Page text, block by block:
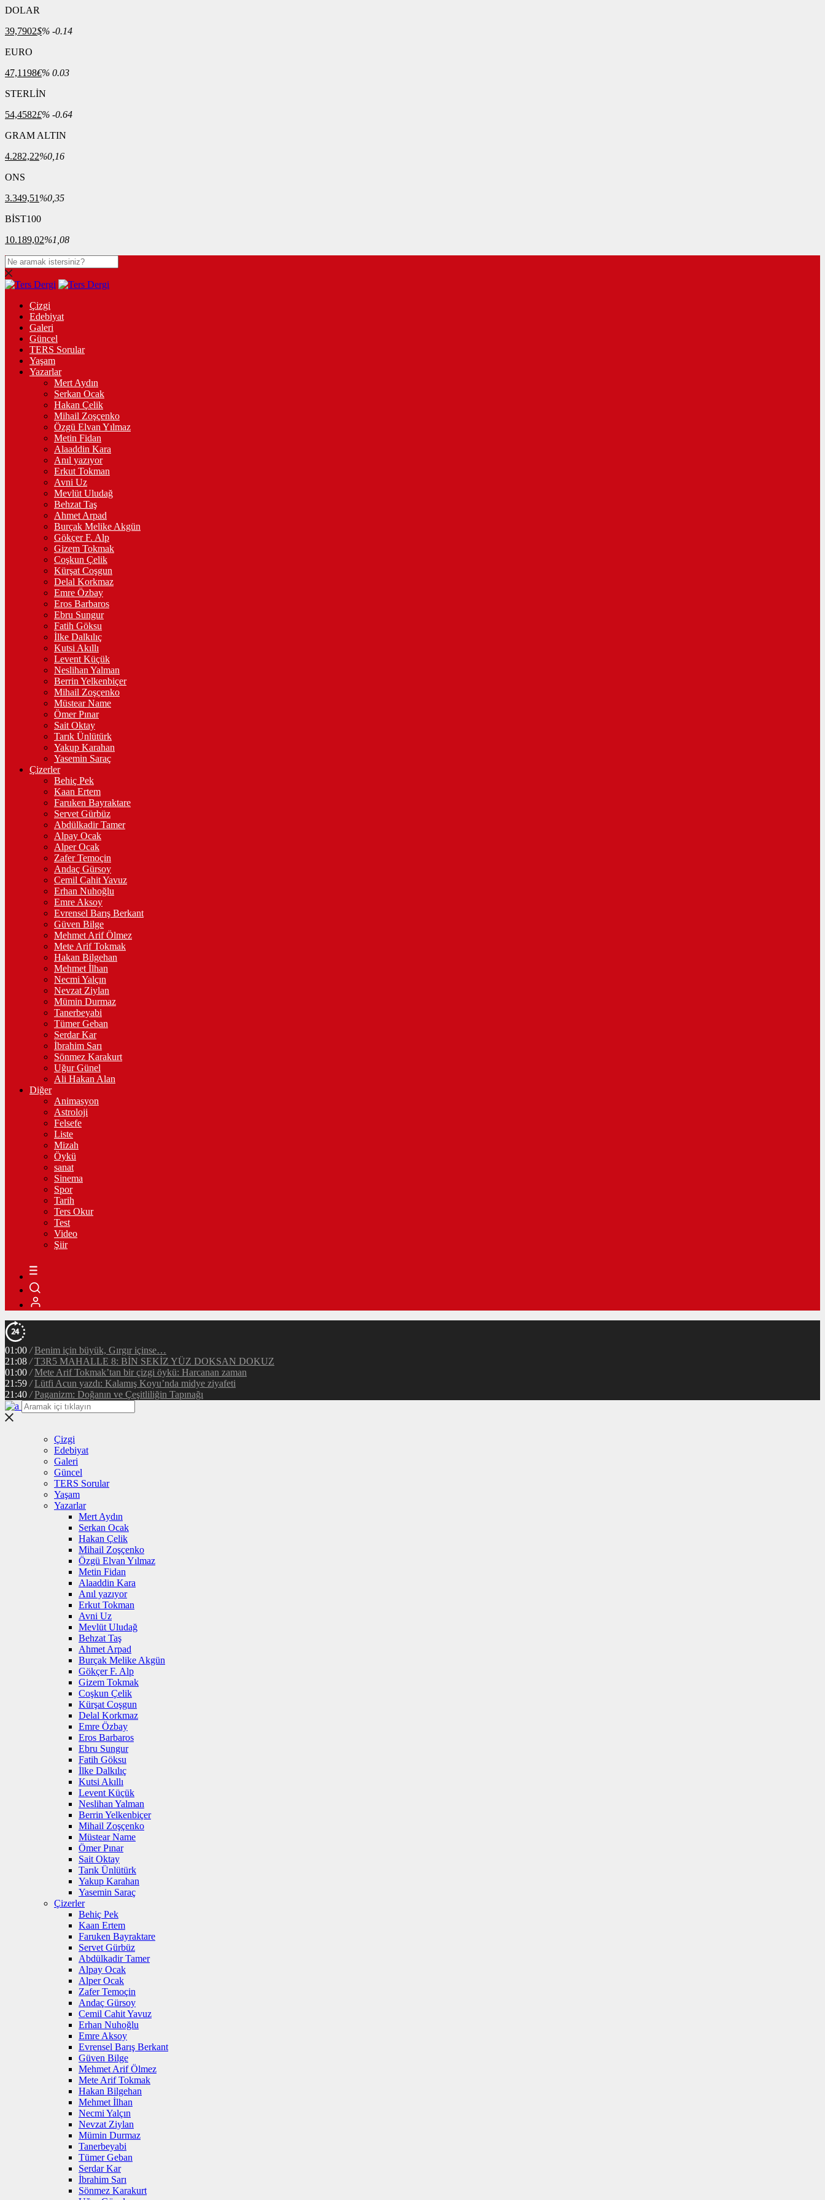
DOLAR
39,7902$% -0.14
EURO
47,1198€% 0.03
STERLİN
54,4582£% -0.64
GRAM ALTIN
4.282,22%0,16
ONS
3.349,51 %0,35
BİST100
10.189,02%1,08
Çizgi
Edebiyat
Galeri
Güncel
TERS Sorular
Yaşam
Yazarlar
Mert Aydın
Serkan Ocak
Hakan Çelik
Mihail Zoşçenko
Özgü Elvan Yılmaz
Metin Fidan
Alaaddin Kara
Anıl yazıyor
Erkut Tokman
Avni Uz
Mevlüt Uludağ
Behzat Taş
Ahmet Arpad
Burçak Melike Akgün
Gökçer F. Alp
Gizem Tokmak
Coşkun Çelik
Kürşat Coşgun
Delal Korkmaz
Emre Özbay
Eros Barbaros
Ebru Sungur
Fatih Göksu
İlke Dalkılıç
Kutsi Akıllı
Levent Küçük
Neslihan Yalman
Berrin Yelkenbiçer
Mihail Zoşçenko
Müstear Name
Ömer Pınar
Sait Oktay
Tarık Ünlütürk
Yakup Karahan
Yasemin Saraç
Çizerler
Behiç Pek
Kaan Ertem
Faruken Bayraktare
Servet Gürbüz
Abdülkadir Tamer
Alpay Ocak
Alper Ocak
Zafer Temoçin
Andaç Gürsoy
Cemil Cahit Yavuz
Erhan Nuhoğlu
Emre Aksoy
Evrensel Barış Berkant
Güven Bilge
Mehmet Arif Ölmez
Mete Arif Tokmak
Hakan Bilgehan
Mehmet İlhan
Necmi Yalçın
Nevzat Ziylan
Mümin Durmaz
Tanerbeyabi
Tümer Geban
Serdar Kar
İbrahim Sarı
Sönmez Karakurt
Uğur Günel
Ali Hakan Alan
Diğer
Animasyon
Astroloji
Felsefe
Liste
Mizah
Öykü
sanat
Sinema
Spor
Tarih
Ters Okur
Test
Video
Şiir
01:00 / Benim için büyük, Gırgır içinse…
21:08 / T3R5 MAHALLE 8: BİN SEKİZ YÜZ DOKSAN DOKUZ
01:00 / Mete Arif Tokmak’tan bir çizgi öykü: Harcanan zaman
21:59 / Lütfi Acun yazdı: Kalamış Koyu’nda midye ziyafeti
21:40 / Paganizm: Doğanın ve Çeşitliliğin Tapınağı
Çizgi
Edebiyat
Galeri
Güncel
TERS Sorular
Yaşam
Yazarlar
Mert Aydın
Serkan Ocak
Hakan Çelik
Mihail Zoşçenko
Özgü Elvan Yılmaz
Metin Fidan
Alaaddin Kara
Anıl yazıyor
Erkut Tokman
Avni Uz
Mevlüt Uludağ
Behzat Taş
Ahmet Arpad
Burçak Melike Akgün
Gökçer F. Alp
Gizem Tokmak
Coşkun Çelik
Kürşat Coşgun
Delal Korkmaz
Emre Özbay
Eros Barbaros
Ebru Sungur
Fatih Göksu
İlke Dalkılıç
Kutsi Akıllı
Levent Küçük
Neslihan Yalman
Berrin Yelkenbiçer
Mihail Zoşçenko
Müstear Name
Ömer Pınar
Sait Oktay
Tarık Ünlütürk
Yakup Karahan
Yasemin Saraç
Çizerler
Behiç Pek
Kaan Ertem
Faruken Bayraktare
Servet Gürbüz
Abdülkadir Tamer
Alpay Ocak
Alper Ocak
Zafer Temoçin
Andaç Gürsoy
Cemil Cahit Yavuz
Erhan Nuhoğlu
Emre Aksoy
Evrensel Barış Berkant
Güven Bilge
Mehmet Arif Ölmez
Mete Arif Tokmak
Hakan Bilgehan
Mehmet İlhan
Necmi Yalçın
Nevzat Ziylan
Mümin Durmaz
Tanerbeyabi
Tümer Geban
Serdar Kar
İbrahim Sarı
Sönmez Karakurt